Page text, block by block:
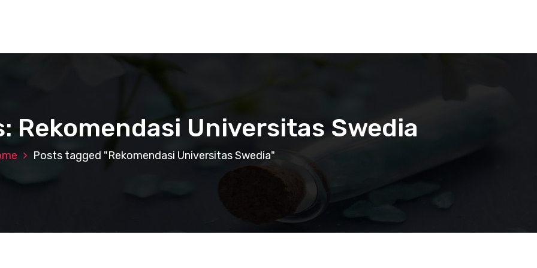
Rekomendasi Universitas Swedia
Posts tagged "Rekomendasi Universitas Swedia"